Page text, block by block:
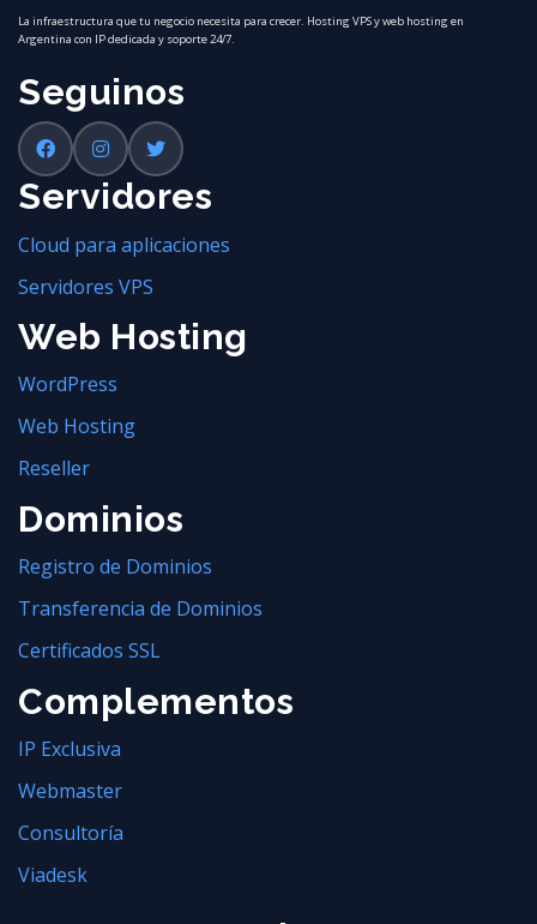
La infraestructura que tu negocio necesita para crecer. Hosting VPS y web hosting en
Argentina con IP dedicada y soporte 24/7.
Seguinos
Servidores
Cloud para aplicaciones
Servidores VPS
Web Hosting
WordPress
Web Hosting
Reseller
Dominios
Registro de Dominios
Transferencia de Dominios
Certificados SSL
Complementos
IP Exclusiva
Webmaster
Consultoría
Viadesk